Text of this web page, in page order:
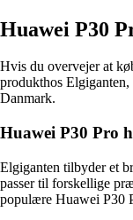
Huawei P30
Hvis du overvejer at
produkthos
Danmark.
Huawei P30 Pro
Elgiganten tilbyder et
passer til forskellige
populære Huawei P30